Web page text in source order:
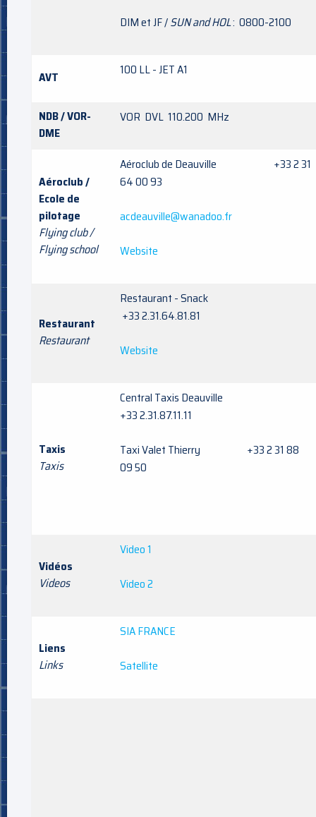
DIM et JF /SUN and HOL: 0800-2100
AVT 100 LL - JET A1
NDB / VOR-
DME
VOR DVL 110.200 MHz
Aéroclub /
Ecole de
pilotage
Flying club /
Flying school
Aéroclub de Deauville +33 2 31
64 00 93
acdeauville@wanadoo.fr
Website
Restaurant
Restaurant
Restaurant - Snack
+33 2.31.64.81.81
Website
Taxis
Taxis
Central Taxis Deauville
+33 2.31.87.11.11
Taxi Valet Thierry +33 2 31 88
09 50
Vidéos
Videos
Video 1
Video 2
Liens
Links
SIA FRANCE
Satellite